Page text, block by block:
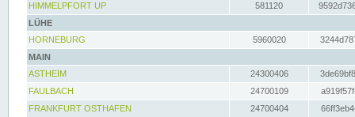
HIMMELPFORT UP
581120
LÜHE
HORNEBURG
5960020
MAIN
ASTHEIM
24300406
FAULBACH
24700109
FRANKFURT OSTHAFEN
24700404